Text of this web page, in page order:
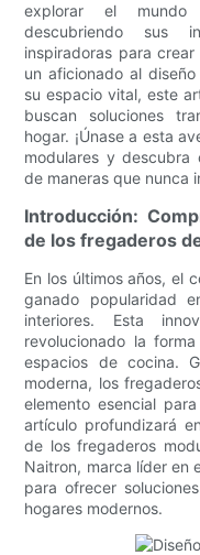
explorar el mundo
descubriendo sus
inspiradoras para
un aficionado al
su espacio vital, este
buscan soluciones
hogar. ¡Únase a esta
modulares y descubra
de maneras que nunca
Introducción:
de los fregaderos
En los últimos años, el
ganado popularidad
interiores. Esta
revolucionado la
espacios de cocina.
moderna, los
elemento esencial
artículo profundizará
de los fregaderos
Naitron, marca líder en
para ofrecer
hogares modernos.